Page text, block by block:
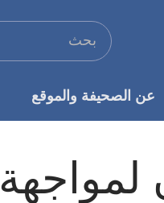
عن الصحيفة والموقع
لمواجهة